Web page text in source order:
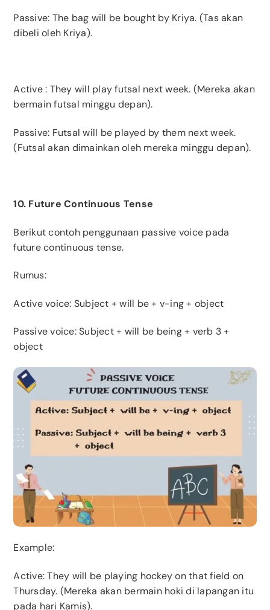
Passive: The bag will be bought by Kriya. (Tas akan
dibeli oleh Kriya).
Active : They will play futsal next week. (Mereka akan
bermain futsal minggu depan).
Passive: Futsal will be played by them next week.
(Futsal akan dimainkan oleh mereka minggu depan).
10. Future Continuous Tense
Berikut contoh penggunaan passive voice pada
future continuous tense.
Rumus:
Active voice: Subject + will be + v-ing + object
Passive voice: Subject + will be being + verb 3 +
object
Example:
Active: They will be playing hockey on that field on
Thursday. (Mereka akan bermain hoki di lapangan itu
pada hari Kamis).